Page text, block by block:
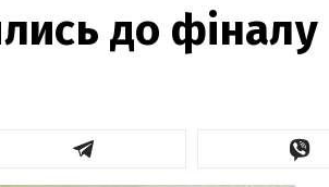
до фіналу